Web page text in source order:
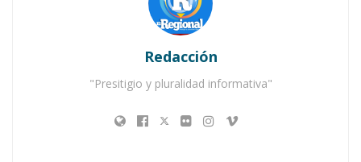
Kasandra ya porta la banda NB Jala 2014
¡Domingo de certamen, en Jala!
Redacción
"Presitigio y pluralidad informativa"